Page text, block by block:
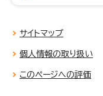
サイトマップ
個人情報の取り扱い
このページへの評価